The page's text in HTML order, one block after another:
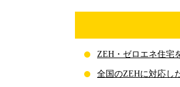
ZEH・ゼロエネ住宅
全国のZEHに対応し